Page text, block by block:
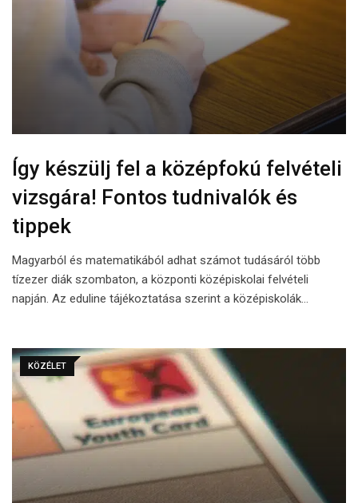
Így készülj fel a középfokú felvételi
vizsgára! Fontos tudnivalók és
tippek
Magyarból és matematikából adhat számot tudásáról több
tízezer diák szombaton, a központi középiskolai felvételi
napján. Az eduline tájékoztatása szerint a középiskolák…
KÖZÉLET